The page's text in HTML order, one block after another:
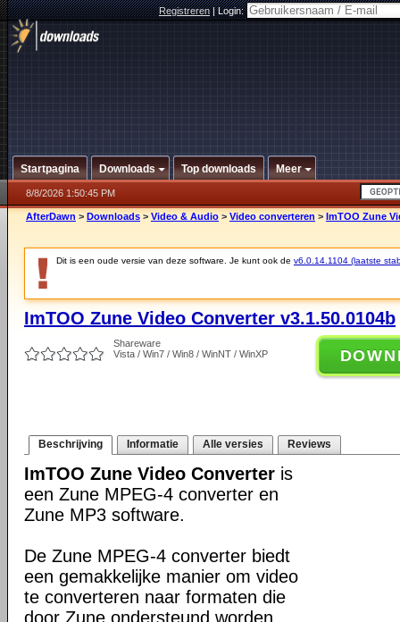
Registreren|Login:
Startpagina Downloads Top downloads Meer
8/8/2026 1:50:45 PM
AfterDawn > Downloads > Video & Audio > Video converteren > ImTOO Zune
Dit is een oude versie van deze software. Je kunt ook de v6.0.14.1104 (laatste
ImTOO Zune Video Converter v3.1.50.0104b
Shareware
Vista / Win7 / Win8 / WinNT / WinXP
Beschrijving Informatie Alle versies Reviews
ImTOO Zune Video Converter is
een Zune MPEG-4 converter en
Zune MP3 software.
De Zune MPEG-4 converter biedt
een gemakkelijke manier om video
te converteren naar formaten die
door Zune ondersteund worden.